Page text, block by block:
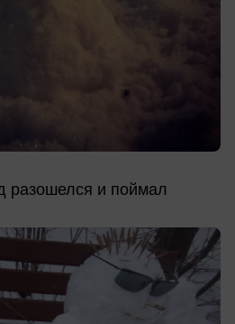
разошелся и поймал